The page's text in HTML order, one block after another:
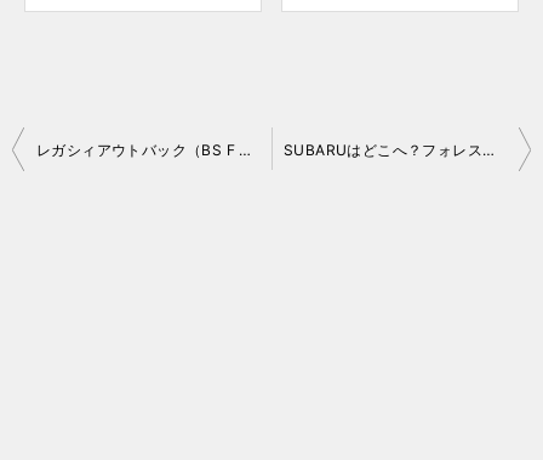
投
レガシィアウトバック（BS F 型）を Web 見積 SUBARUはどこへ？フォレスター・インプレッサもラインナップ縮小